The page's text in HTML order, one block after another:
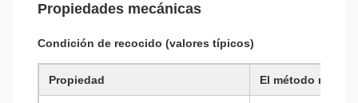
Propiedades mecánicas
Condición de recocido (valores típicos)
Propiedad El método métrico